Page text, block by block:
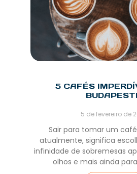
5 CAFÉS
5 de fevereiro de
Sair para tomar um
atualmente, significa
infinidade de sobremesas
olhos e mais ainda